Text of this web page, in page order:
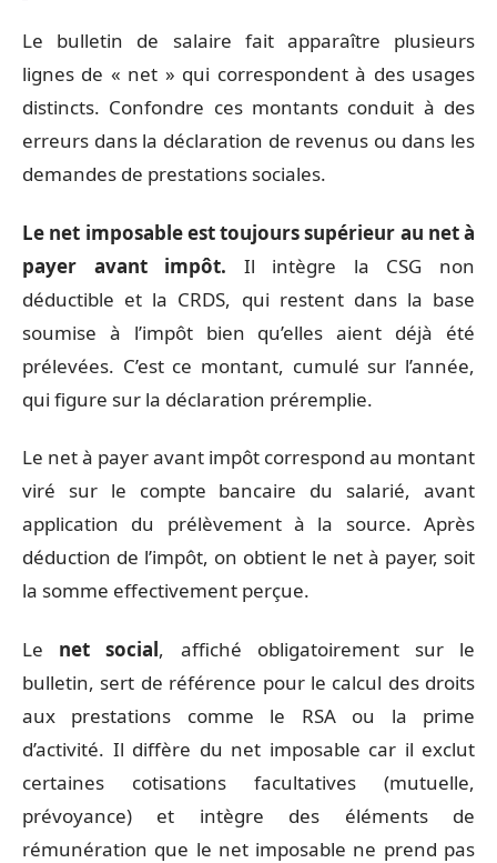
Le bulletin de salaire fait apparaître plusieurs
lignes de « net » qui correspondent à des usages
distincts. Confondre ces montants conduit à des
erreurs dans la déclaration de revenus ou dans les
demandes de prestations sociales.
Le net imposable est toujours supérieur au net à
payer avant impôt. Il intègre la CSG non
déductible et la CRDS, qui restent dans la base
soumise à l’impôt bien qu’elles aient déjà été
prélevées. C’est ce montant, cumulé sur l’année,
qui figure sur la déclaration préremplie.
Le net à payer avant impôt correspond au montant
viré sur le compte bancaire du salarié, avant
application du prélèvement à la source. Après
déduction de l’impôt, on obtient le net à payer, soit
la somme effectivement perçue.
Le net social, affiché obligatoirement sur le
bulletin, sert de référence pour le calcul des droits
aux prestations comme le RSA ou la prime
d’activité. Il diffère du net imposable car il exclut
certaines cotisations facultatives (mutuelle,
prévoyance) et intègre des éléments de
rémunération que le net imposable ne prend pas